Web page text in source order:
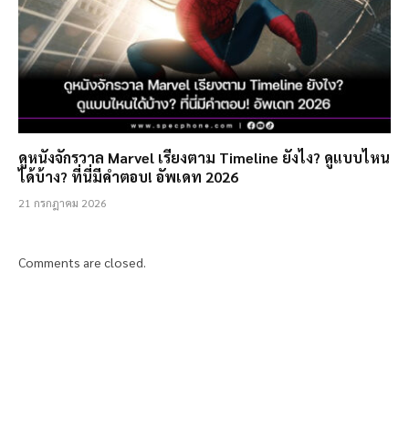
ดูหนังจักรวาล Marvel เรียงตาม Timeline ยังไง? ดูแบบไหน
ได้บ้าง? ที่นี่มีคำตอบ! อัพเดท 2026
21 กรกฎาคม 2026
Comments are closed.